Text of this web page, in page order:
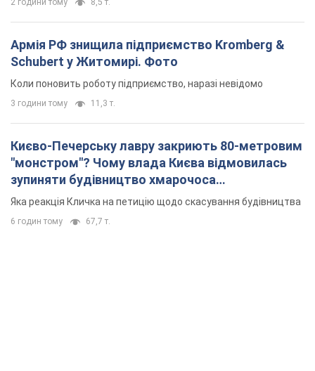
2 години тому 8,5 т.
Армія РФ знищила підприємство Kromberg &
Schubert у Житомирі. Фото
Коли поновить роботу підприємство, наразі невідомо
3 години тому 11,3 т.
Києво-Печерську лавру закриють 80-метровим
"монстром"? Чому влада Києва відмовилась
зупиняти будівництво хмарочоса
"московського вірянина"
Яка реакція Кличка на петицію щодо скасування будівництва
6 годин тому 67,7 т.